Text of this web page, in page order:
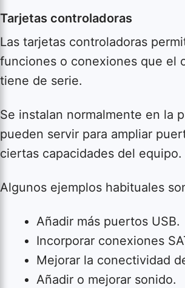
Tarjetas controladoras
Las tarjetas controladoras
funciones o conexiones que el
tiene de serie.
Se instalan normalmente en la
pueden servir para ampliar
ciertas capacidades del equipo.
Algunos ejemplos habituales
Añadir más puertos USB.
Incorporar conexiones
Mejorar la conectividad
Añadir o mejorar sonido.